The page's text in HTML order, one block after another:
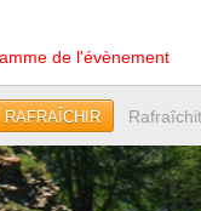
de l'évènement
RAFRAÎCHIR